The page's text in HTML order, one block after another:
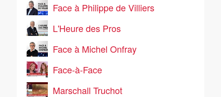
Face à Philippe de Villiers
L'Heure des Pros
Face à Michel Onfray
Face-à-Face
Marschall Truchot